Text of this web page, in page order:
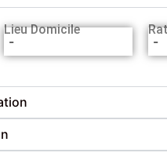
Lieu Domicile
- -